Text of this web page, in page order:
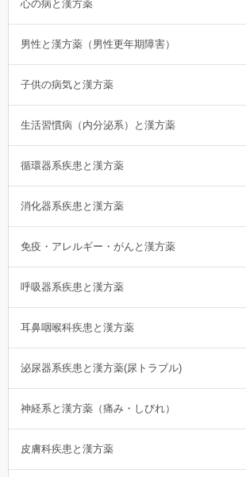
心の病と漢方薬
男性と漢方薬（男性更年期障害）
子供の病気と漢方薬
生活習慣病（内分泌系）と漢方薬
循環器系疾患と漢方薬
消化器系疾患と漢方薬
免疫・アレルギー・がんと漢方薬
呼吸器系疾患と漢方薬
耳鼻咽喉科疾患と漢方薬
泌尿器系疾患と漢方薬(尿トラブル)
神経系と漢方薬（痛み・しびれ）
皮膚科疾患と漢方薬